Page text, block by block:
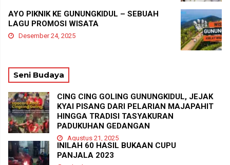
AYO PIKNIK KE GUNUNGKIDUL – SEBUAH
LAGU PROMOSI WISATA
Desember 24, 2025
Seni Budaya
CING CING GOLING GUNUNGKIDUL, JEJAK
KYAI PISANG DARI PELARIAN MAJAPAHIT
HINGGA TRADISI TASYAKURAN
PADUKUHAN GEDANGAN
Agustus 21, 2025
INILAH 60 HASIL BUKAAN CUPU
PANJALA 2023